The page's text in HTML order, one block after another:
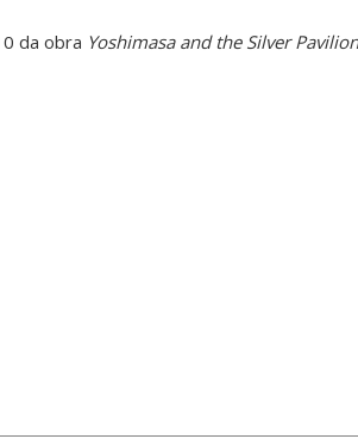
da obra Yoshimasa and the Silver